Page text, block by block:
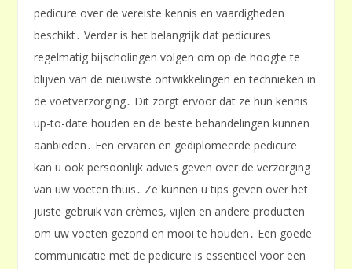
pedicure over de vereiste kennis en vaardigheden
beschikt․ Verder is het belangrijk dat pedicures
regelmatig bijscholingen volgen om op de hoogte te
blijven van de nieuwste ontwikkelingen en technieken in
de voetverzorging․ Dit zorgt ervoor dat ze hun kennis
up-to-date houden en de beste behandelingen kunnen
aanbieden․ Een ervaren en gediplomeerde pedicure
kan u ook persoonlijk advies geven over de verzorging
van uw voeten thuis․ Ze kunnen u tips geven over het
juiste gebruik van crèmes, vijlen en andere producten
om uw voeten gezond en mooi te houden․ Een goede
communicatie met de pedicure is essentieel voor een